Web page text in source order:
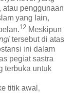
atau penggunaan
yang lain,
1 2 Meskipun
tersebut di atas
ini dalam
pegiat sastra
terbuka untuk
titik awal,